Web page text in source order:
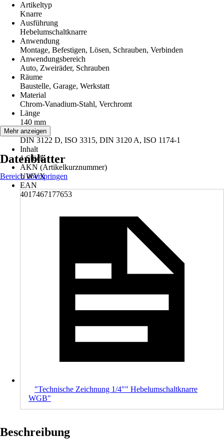
Artikeltyp
Knarre
Ausführung
Hebelumschaltknarre
Anwendung
Montage, Befestigen, Lösen, Schrauben, Verbinden
Anwendungsbereich
Auto, Zweiräder, Schrauben
Räume
Baustelle, Garage, Werkstatt
Material
Chrom-Vanadium-Stahl, Verchromt
Länge
140 mm
Norm
DIN 3122 D, ISO 3315, DIN 3120 A, ISO 1174-1
Inhalt
1 Stück
AKN (Artikelkurznummer)
UWVX
EAN
4017467177653
Mehr anzeigen
Datenblätter
Bereich überspringen
"Technische Zeichnung 1/4"" Hebelumschaltknarre
WGB"
Beschreibung